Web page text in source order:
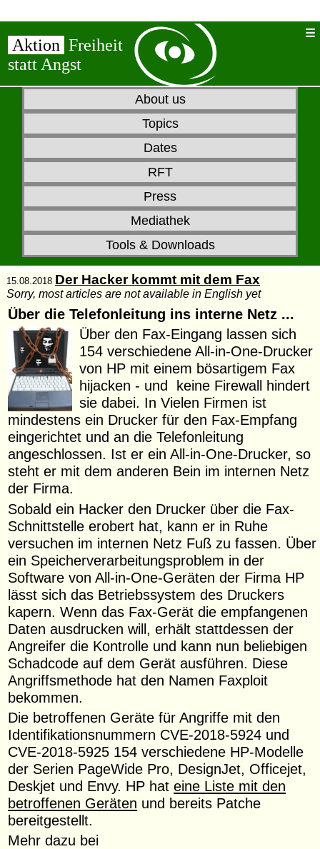
Aktion Freiheit
statt Angst
About us
Topics
Dates
RFT
Press
Mediathek
Tools & Downloads
15.08.2018 Der Hacker kommt mit dem Fax
Sorry, most articles are not available in English yet
Über die Telefonleitung ins interne Netz ...
Über den Fax-Eingang lassen sich
154 verschiedene All-in-One-Drucker
von HP mit einem bösartigem Fax
hijacken - und keine Firewall hindert
sie dabei. In Vielen Firmen ist
mindestens ein Drucker für den Fax-Empfang
eingerichtet und an die Telefonleitung
angeschlossen. Ist er ein All-in-One-Drucker, so
steht er mit dem anderen Bein im internen Netz
der Firma.
Sobald ein Hacker den Drucker über die Fax-
Schnittstelle erobert hat, kann er in Ruhe
versuchen im internen Netz Fuß zu fassen. Über
ein Speicherverarbeitungsproblem in der
Software von All-in-One-Geräten der Firma HP
lässt sich das Betriebssystem des Druckers
kapern. Wenn das Fax-Gerät die empfangenen
Daten ausdrucken will, erhält stattdessen der
Angreifer die Kontrolle und kann nun beliebigen
Schadcode auf dem Gerät ausführen. Diese
Angriffsmethode hat den Namen Faxploit
bekommen.
Die betroffenen Geräte für Angriffe mit den
Identifikationsnummern CVE-2018-5924 und
CVE-2018-5925 154 verschiedene HP-Modelle
der Serien PageWide Pro, DesignJet, Officejet,
Deskjet und Envy. HP hateine Liste mit den
betroffenen Geräten und bereits Patche
bereitgestellt.
Mehr dazu bei